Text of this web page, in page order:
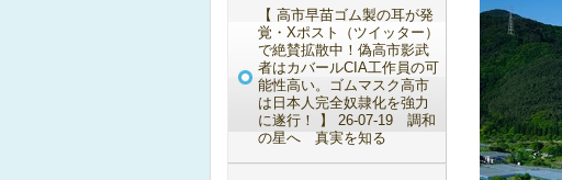
【 高市早苗ゴム製の耳が発
覚・Xポスト（ツイッター）
で絶賛拡散中！偽高市影武
者はカバールCIA工作員の可
能性高い。ゴムマスク高市
は日本人完全奴隷化を強力
に遂行！ 】 26-07-19 調和
の星へ 真実を知る